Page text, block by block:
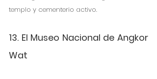
templo y cementerio activo.
13. El Museo Nacional de Angkor
Wat